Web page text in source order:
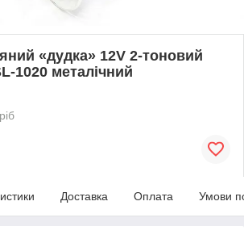
«дудка» 12V 2-тоновий
1020 металічний
Доставка Оплата Умови